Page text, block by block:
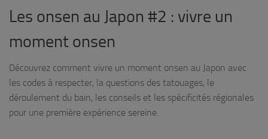
Les onsen au Japon #2 : vivre un
moment onsen
Découvrez comment vivre un moment onsen au Japon avec
les codes à respecter, la questions des tatouages, le
déroulement du bain, les conseils et les spécificités régionales
pour une première expérience sereine.